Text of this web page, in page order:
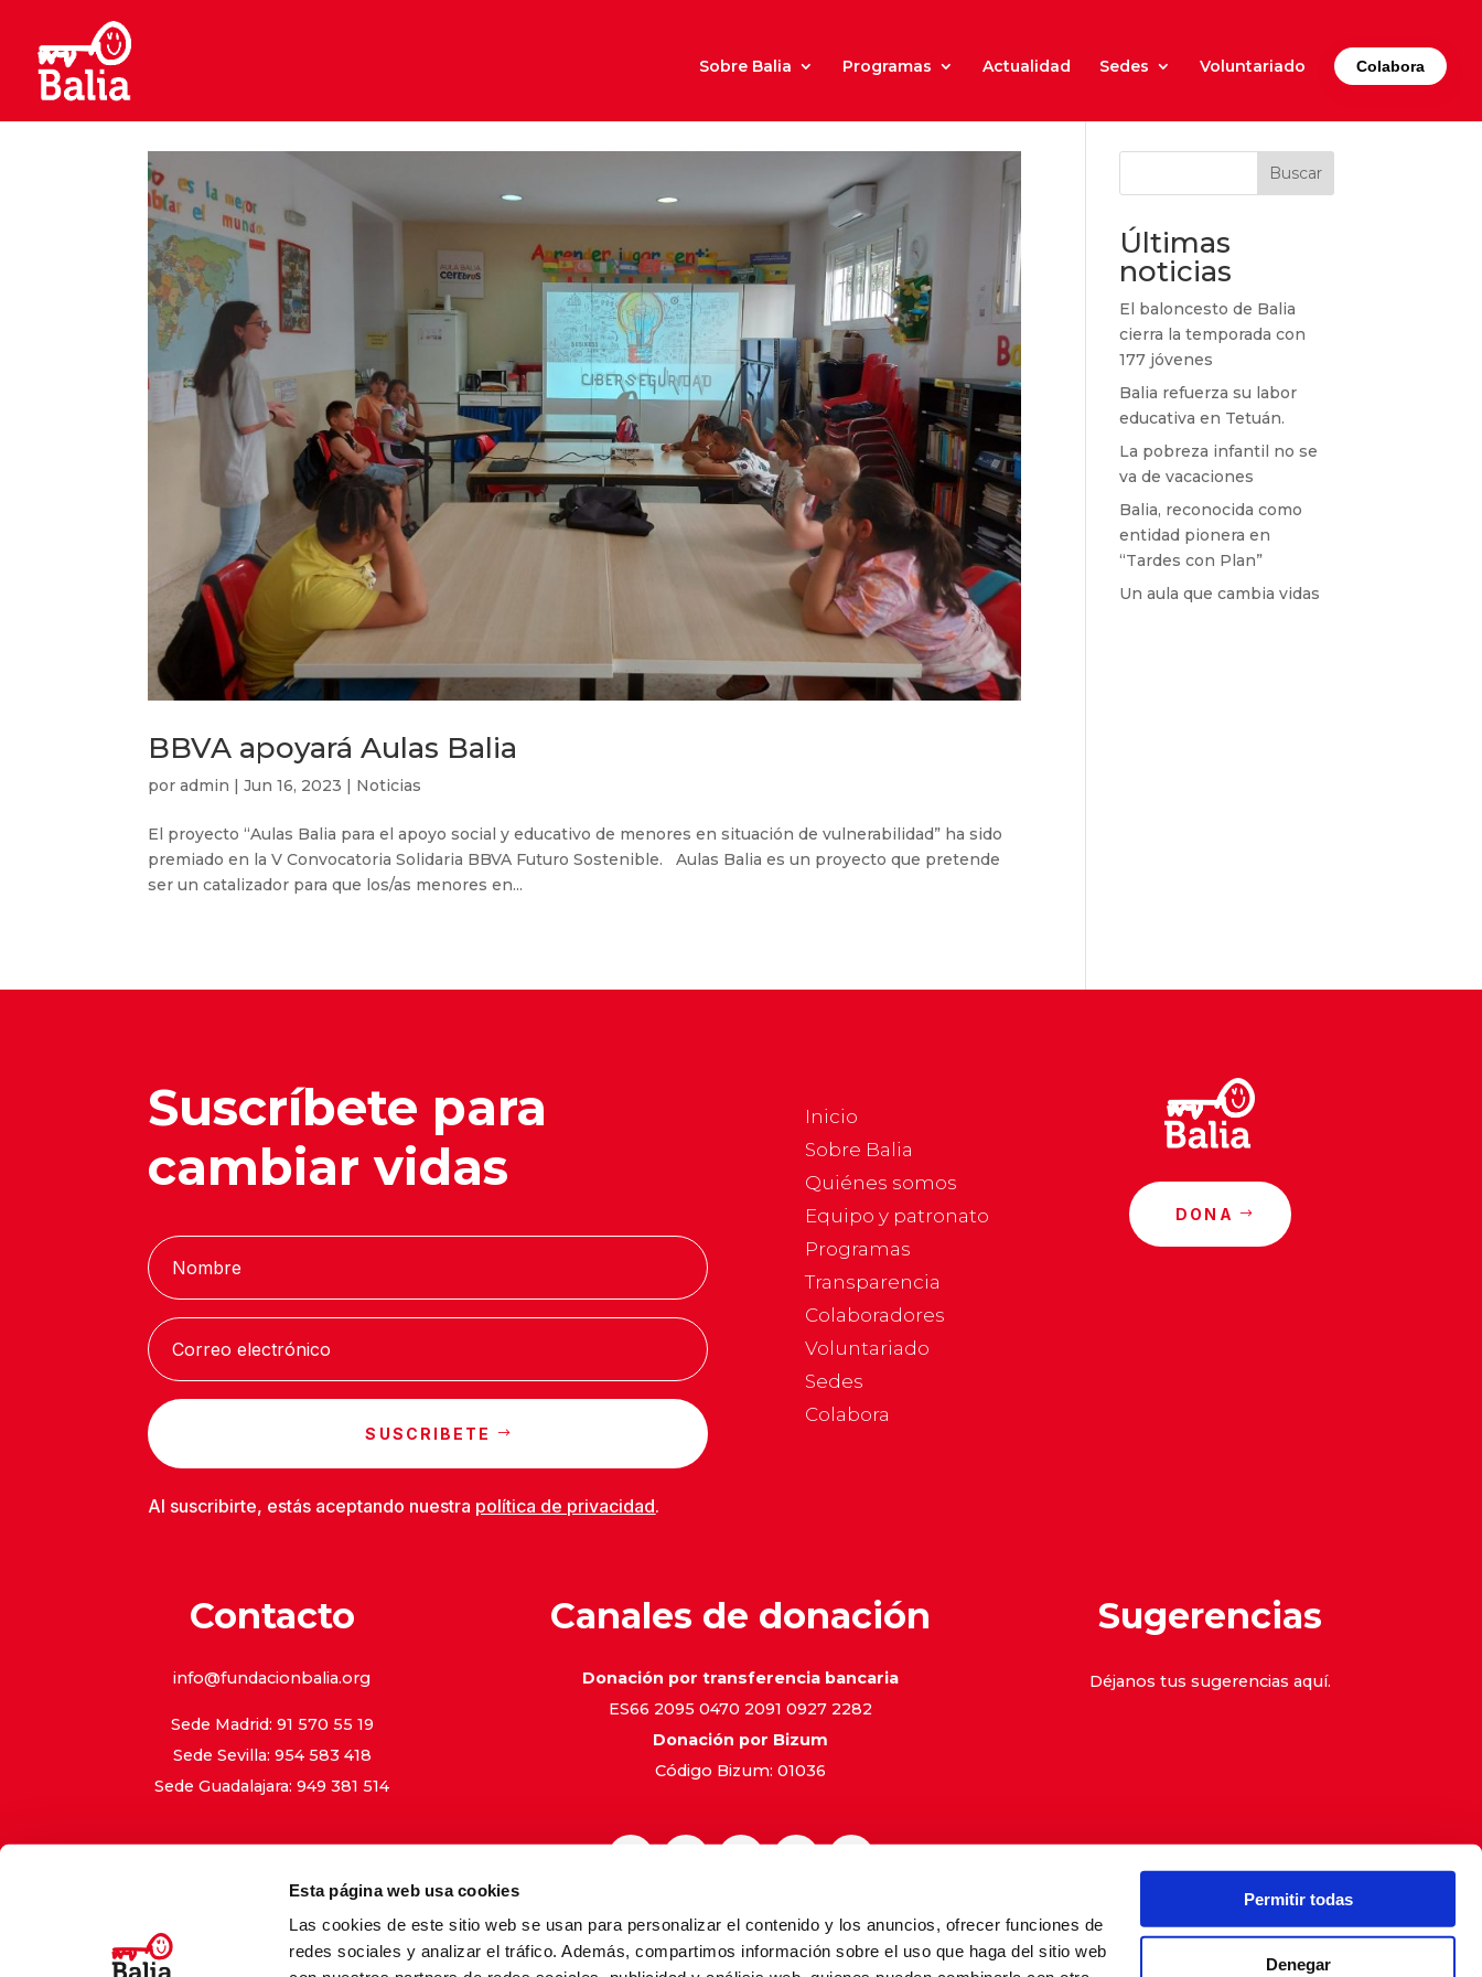
Esta página web usa cookies
Las cookies de este sitio web se usan para personalizar el contenido y los anuncios, ofrecer funciones de
redes sociales y analizar el tráfico. Además, compartimos información sobre el uso que haga del sitio web
Permitir todas
Denegar
Sobre Balia Programas Actualidad Sedes Voluntariado Colabora
BBVA apoyará Aulas Balia
poradmin |Jun 16, 2023 | Noticias
El proyecto “Aulas Balia para el apoyo social y educativo de menores en situación de vulnerabilidad” ha sido
premiado en la V Convocatoria Solidaria BBVA Futuro Sostenible. Aulas Balia es un proyecto que pretende
ser un catalizador para que los/as menores en...
Buscar
Últimas
noticias
El baloncesto de Balia
cierra la temporada con
177 jóvenes
Balia refuerza su labor
educativa en Tetuán.
La pobreza infantil no se
va de vacaciones
Balia, reconocida como
entidad pionera en
“Tardes con Plan”
Un aula que cambia vidas
Suscríbete para
cambiar vidas
SUSCRIBETE
Al suscribirte, estás aceptando nuestra política de privacidad.
Inicio
Sobre Balia
Quiénes somos
Equipo y patronato
Programas
Transparencia
Colaboradores
Voluntariado
Sedes
Colabora
DONA
Contacto
info@fundacionbalia.org
Sede Madrid: 91 570 55 19
Sede Sevilla: 954 583 418
Sede Guadalajara: 949 381 514
Canales de donación
Donación por transferencia bancaria
ES66 2095 0470 2091 0927 2282
Donación por Bizum
Código Bizum: 01036
Sugerencias
Déjanos tus sugerencias aquí.
Aviso Legal Política de Privacidad Política de Cookies Canal de denuncias